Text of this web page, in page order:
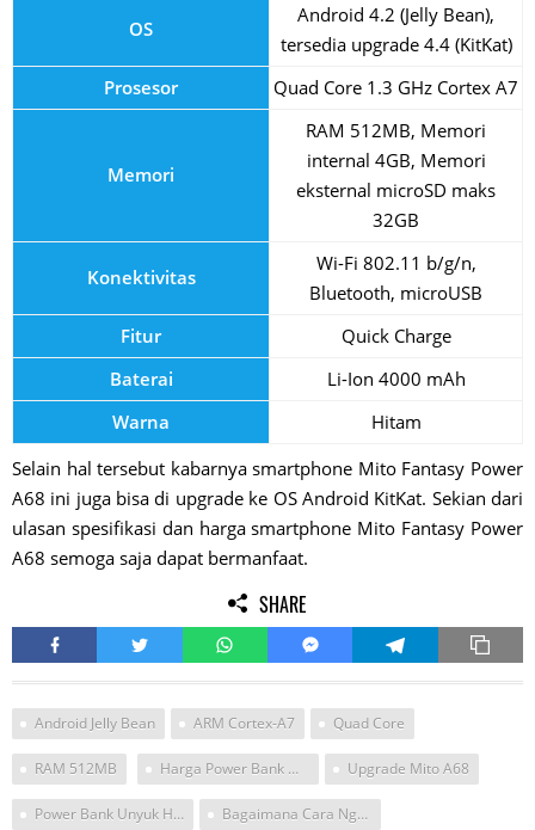
OS
Android 4.2 (Jelly Bean),
tersedia upgrade 4.4 (KitKat)
Prosesor
Quad Core 1.3 GHz Cortex A7
Memori
RAM 512MB, Memori
internal 4GB, Memori
eksternal microSD maks
32GB
Konektivitas
Wi-Fi 802.11 b/g/n,
Bluetooth, microUSB
Fitur
Quick Charge
Baterai
Li-Ion 4000 mAh
Warna
Hitam
Selain hal tersebut kabarnya smartphone Mito Fantasy Power
A68 ini juga bisa di upgrade ke OS Android KitKat. Sekian dari
ulasan spesifikasi dan harga smartphone Mito Fantasy Power
A68 semoga saja dapat bermanfaat.
SHARE
Android Jelly Bean ARM Cortex-A7 Quad Core
RAM 512MB Harga Power Bank Mito A68 Upgrade Mito A68
Power Bank Unyuk Hp Mito A10 Bagaimana Cara Nge Updet Versi Android Ke Marsmallow Hp Mito A68